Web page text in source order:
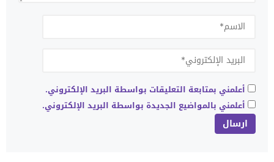
أعلمني بمتابعة التعليقات بواسطة البريد الإلكتروني.
أعلمني بالمواضيع الجديدة بواسطة البريد الإلكتروني.